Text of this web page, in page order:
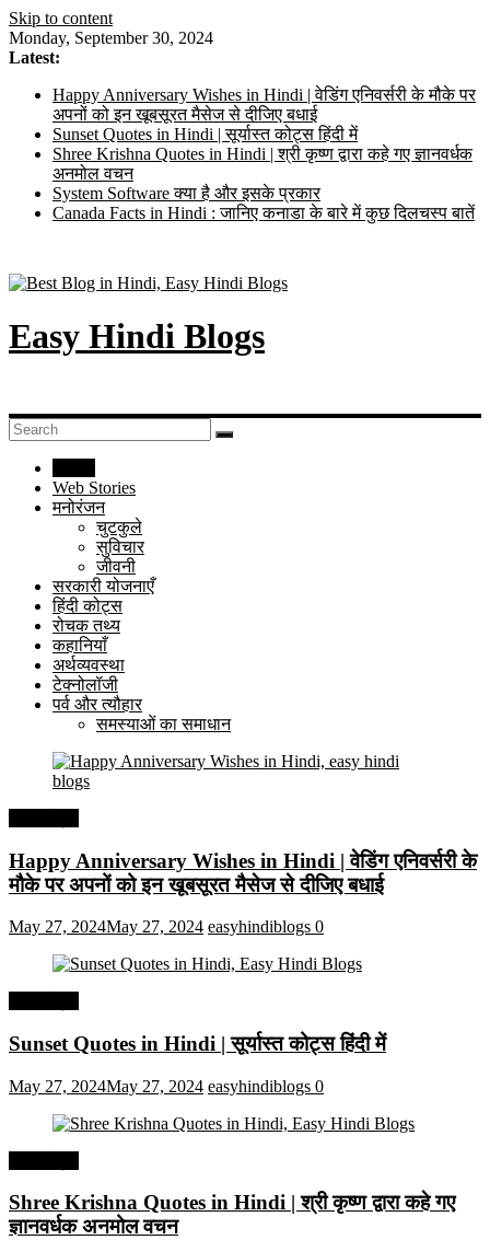
Skip to content
Monday, September 30, 2024
Latest:
Happy Anniversary Wishes in Hindi | वेडिंग एनिवर्सरी के मौके पर
अपनों को इन खूबसूरत मैसेज से दीजिए बधाई
Sunset Quotes in Hindi | सूर्यास्त कोट्स हिंदी में
Shree Krishna Quotes in Hindi | श्री कृष्ण द्वारा कहे गए ज्ञानवर्धक
अनमोल वचन
System Software क्या है और इसके प्रकार
Canada Facts in Hindi : जानिए कनाडा के बारे में कुछ दिलचस्प बातें
Easy Hindi Blogs
Web Stories
मनोरंजन
चुटकुले
सुविचार
जीवनी
सरकारी योजनाएँ
हिंदी कोट्स
रोचक तथ्य
कहानियाँ
अर्थव्यवस्था
टेक्नोलॉजी
पर्व और त्यौहार
समस्याओं का समाधान
Happy Anniversary Wishes in Hindi | वेडिंग एनिवर्सरी के
मौके पर अपनों को इन खूबसूरत मैसेज से दीजिए बधाई
May 27, 2024May 27, 2024 easyhindiblogs 0
Sunset Quotes in Hindi | सूर्यास्त कोट्स हिंदी में
May 27, 2024May 27, 2024 easyhindiblogs 0
Shree Krishna Quotes in Hindi | श्री कृष्ण द्वारा कहे गए
ज्ञानवर्धक अनमोल वचन